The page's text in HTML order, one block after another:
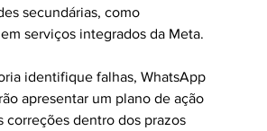
secundárias, como
serviços integrados da Meta.
identifique falhas, WhatsApp
apresentar um plano de ação
correções dentro dos prazos